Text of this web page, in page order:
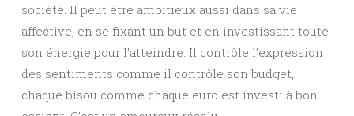
société. Il peut être ambitieux aussi dans sa vie
affective, en se fixant un but et en investissant toute
son énergie pour l’atteindre. Il contrôle l’expression
des sentiments comme il contrôle son budget,
chaque bisou comme chaque euro est investi à bon